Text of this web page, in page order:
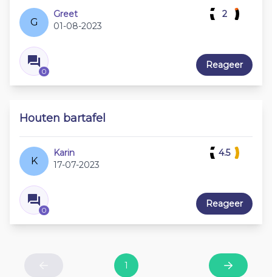
G
Greet
01-08-2023
0
2
Reageer
Houten bartafel
K
Karin
17-07-2023
0
4.5
Reageer
1 Next